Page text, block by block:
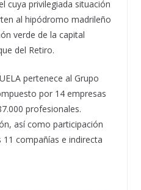
cuya privilegiada situación
al hipódromo madrileño
verde de la capital
del Retiro.
pertenece al Grupo
por 14 empresas
profesionales.
así como participación
compañías e indirecta